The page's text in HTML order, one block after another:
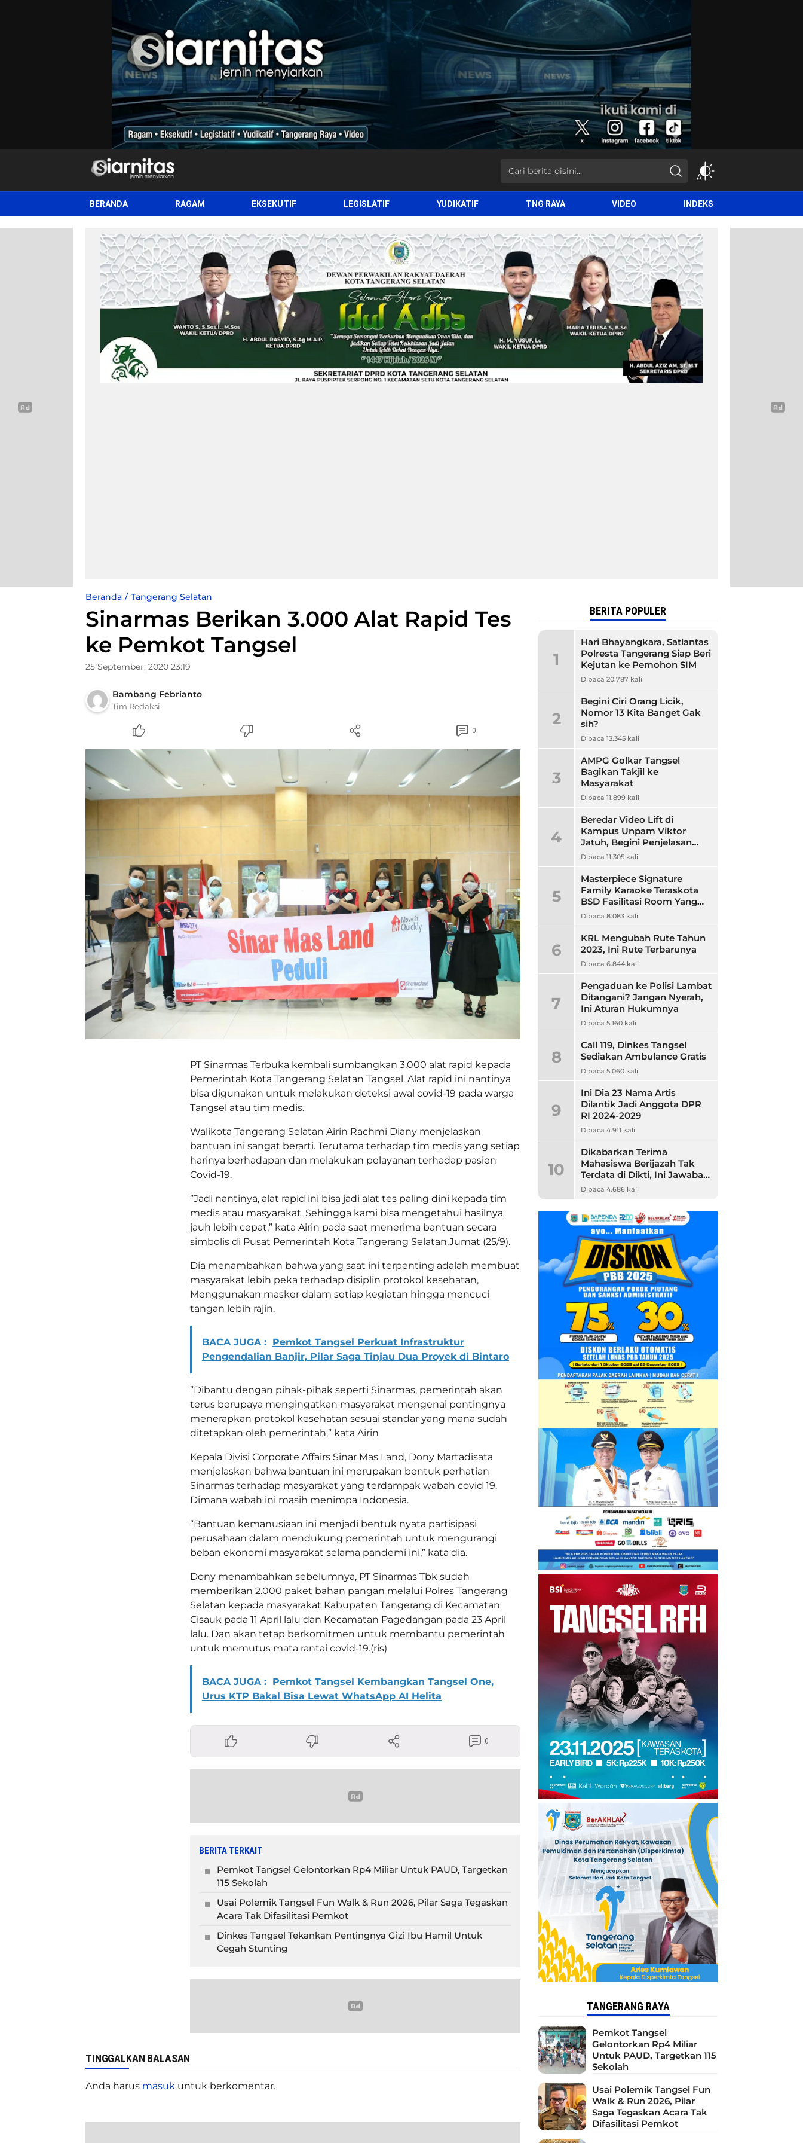
siarnitas
Jernih Menyiarkan
BERANDA RAGAM EKSEKUTIF LEGISLATIF YUDIKATIF TNG RAYA VIDEO INDEKS
Beranda Tangerang Selatan
Sinarmas Berikan 3.000 Alat Rapid Tes
ke Pemkot Tangsel
25 September, 2020 23:19
Bambang Febrianto
Tim Redaksi
0
PT Sinarmas Terbuka kembali sumbangkan 3.000 alat rapid kepada
Pemerintah Kota Tangerang Selatan Tangsel. Alat rapid ini nantinya
bisa digunakan untuk melakukan deteksi awal covid-19 pada warga
Tangsel atau tim medis.
Walikota Tangerang Selatan Airin Rachmi Diany menjelaskan
bantuan ini sangat berarti. Terutama terhadap tim medis yang setiap
harinya berhadapan dan melakukan pelayanan terhadap pasien
Covid-19.
”Jadi nantinya, alat rapid ini bisa jadi alat tes paling dini kepada tim
medis atau masyarakat. Sehingga kami bisa mengetahui hasilnya
jauh lebih cepat,” kata Airin pada saat menerima bantuan secara
simbolis di Pusat Pemerintah Kota Tangerang Selatan,Jumat (25/9).
Dia menambahkan bahwa yang saat ini terpenting adalah membuat
masyarakat lebih peka terhadap disiplin protokol kesehatan,
Menggunakan masker dalam setiap kegiatan hingga mencuci
tangan lebih rajin.
BACA JUGA : Pemkot Tangsel Perkuat Infrastruktur
Pengendalian Banjir, Pilar Saga Tinjau Dua Proyek di Bintaro
”Dibantu dengan pihak-pihak seperti Sinarmas, pemerintah akan
terus berupaya mengingatkan masyarakat mengenai pentingnya
menerapkan protokol kesehatan sesuai standar yang mana sudah
ditetapkan oleh pemerintah,” kata Airin
Kepala Divisi Corporate Affairs Sinar Mas Land, Dony Martadisata
menjelaskan bahwa bantuan ini merupakan bentuk perhatian
Sinarmas terhadap masyarakat yang terdampak wabah covid 19.
Dimana wabah ini masih menimpa Indonesia.
“Bantuan kemanusiaan ini menjadi bentuk nyata partisipasi
perusahaan dalam mendukung pemerintah untuk mengurangi
beban ekonomi masyarakat selama pandemi ini,” kata dia.
Dony menambahkan sebelumnya, PT Sinarmas Tbk sudah
memberikan 2.000 paket bahan pangan melalui Polres Tangerang
Selatan kepada masyarakat Kabupaten Tangerang di Kecamatan
Cisauk pada 11 April lalu dan Kecamatan Pagedangan pada 23 April
lalu. Dan akan tetap berkomitmen untuk membantu pemerintah
untuk memutus mata rantai covid-19.(ris)
BACA JUGA : Pemkot Tangsel Kembangkan Tangsel One,
Urus KTP Bakal Bisa Lewat WhatsApp AI Helita
0
BERITA TERKAIT
Pemkot Tangsel Gelontorkan Rp4 Miliar Untuk PAUD, Targetkan
115 Sekolah
Usai Polemik Tangsel Fun Walk & Run 2026, Pilar Saga Tegaskan
Acara Tak Difasilitasi Pemkot
Dinkes Tangsel Tekankan Pentingnya Gizi Ibu Hamil Untuk
Cegah Stunting
TINGGALKAN BALASAN
Anda harus masuk untuk berkomentar.
BERITA POPULER
1
Hari Bhayangkara, Satlantas
Polresta Tangerang Siap Beri
Kejutan ke Pemohon SIM
Dibaca 20.787 kali
2
Begini Ciri Orang Licik,
Nomor 13 Kita Banget Gak
sih?
Dibaca 13.345 kali
3
AMPG Golkar Tangsel
Bagikan Takjil ke
Masyarakat
Dibaca 11.899 kali
4
Beredar Video Lift di
Kampus Unpam Viktor
Jatuh, Begini Penjelasan
Rektor Unpam
Dibaca 11.305 kali
5
Masterpiece Signature
Family Karaoke Teraskota
BSD Fasilitasi Room Yang
Nyaman dan Harga
Dibaca 8.083 kali
6
KRL Mengubah Rute Tahun
2023, Ini Rute Terbarunya
Dibaca 6.844 kali
7
Pengaduan ke Polisi Lambat
Ditangani? Jangan Nyerah,
Ini Aturan Hukumnya
Dibaca 5.160 kali
8
Call 119, Dinkes Tangsel
Sediakan Ambulance Gratis
Dibaca 5.060 kali
9
Ini Dia 23 Nama Artis
Dilantik Jadi Anggota DPR
RI 2024-2029
Dibaca 4.911 kali
10
Dikabarkan Terima
Mahasiswa Berijazah Tak
Terdata di Dikti, Ini Jawaban
Unpam
Dibaca 4.686 kali
TANGERANG RAYA
Pemkot Tangsel
Gelontorkan Rp4 Miliar
Untuk PAUD, Targetkan 115
Sekolah
Usai Polemik Tangsel Fun
Walk & Run 2026, Pilar
Saga Tegaskan Acara Tak
Difasilitasi Pemkot